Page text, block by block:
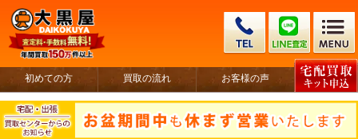
初めての方 買取の流れ お客様の声